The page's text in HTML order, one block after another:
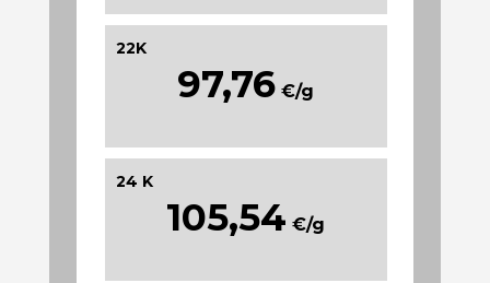
22K
97,76 €/g
24 K
105,54 €/g